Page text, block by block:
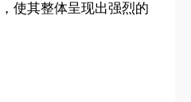
使其整体呈现出强烈的